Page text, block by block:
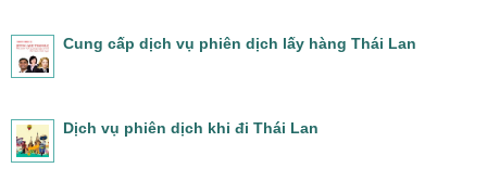
Cung cấp dịch vụ phiên dịch lấy hàng Thái Lan
Dịch vụ phiên dịch khi đi Thái Lan